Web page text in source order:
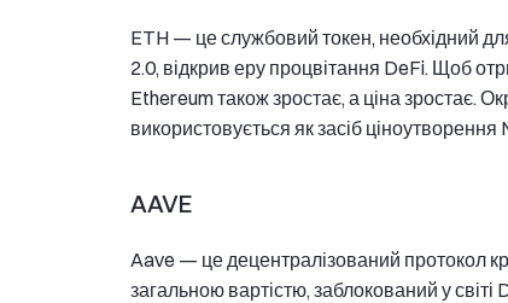
ETH — це службовий токен, необхідний
2.0, відкрив еру процвітання DeFi. Щоб
Ethereum також зростає, а ціна зростає.
використовується як засіб ціноутворення
AAVE
Aave — це децентралізований протокол
загальною вартістю, заблокований у